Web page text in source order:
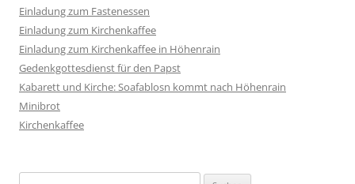
Einladung zum Fastenessen
Einladung zum Kirchenkaffee
Einladung zum Kirchenkaffee in Höhenrain
Gedenkgottesdienst für den Papst
Kabarett und Kirche: Soafablosn kommt nach Höhenrain
Minibrot
Kirchenkaffee